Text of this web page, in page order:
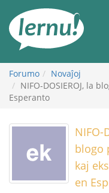
enhavo
Forumo
Novaĵoj
NIFO-DOSIEROJ, la
Esperanto
NIFO-
blogo
kaj
en